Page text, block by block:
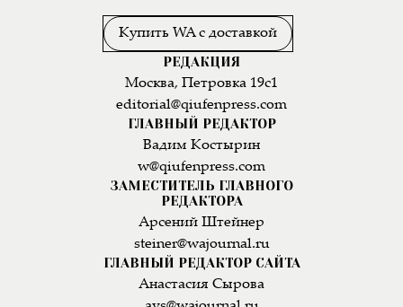
Купить WA с доставкой
РЕДАКЦИЯ
Москва, Петровка 19с1
editorial@qiufenpress.com
ГЛАВНЫЙ РЕДАКТОР
Вадим Костырин
w@qiufenpress.com
ЗАМЕСТИТЕЛЬ ГЛАВНОГО
РЕДАКТОРА
Арсений Штейнер
steiner@wajournal.ru
ГЛАВНЫЙ РЕДАКТОР САЙТА
Анастасия Сырова